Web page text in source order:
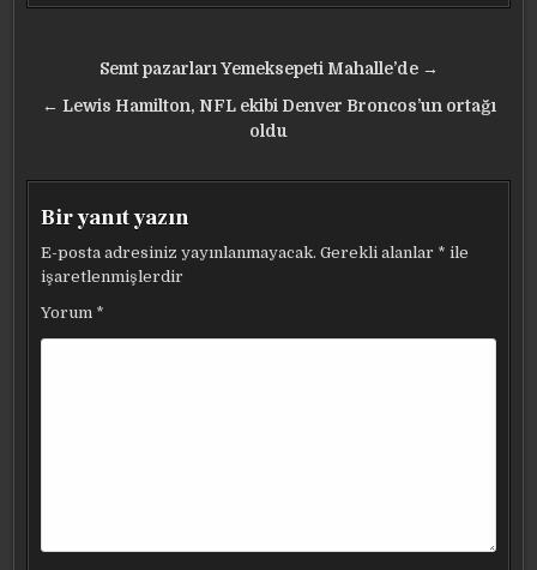
gezinmesi
Semt pazarları Yemeksepeti Mahalle’de →
← Lewis Hamilton, NFL ekibi Denver Broncos’un ortağı
oldu
Bir yanıt yazın
E-posta adresiniz yayınlanmayacak. Gerekli alanlar * ile
işaretlenmişlerdir
Yorum *